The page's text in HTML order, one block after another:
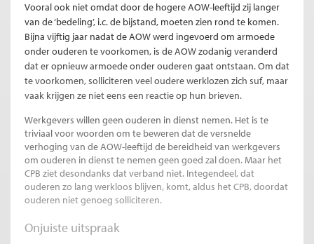
Vooral ook niet omdat door de hogere AOW-leeftijd zij langer
van de ‘bedeling’, i.c. de bijstand, moeten zien rond te komen.
Bijna vijftig jaar nadat de AOW werd ingevoerd om armoede
onder ouderen te voorkomen, is de AOW zodanig veranderd
dat er opnieuw armoede onder ouderen gaat ontstaan. Om dat
te voorkomen, solliciteren veel oudere werklozen zich suf, maar
vaak krijgen ze niet eens een reactie op hun brieven.
Werkgevers willen geen ouderen in dienst nemen. Het is te
triviaal voor woorden om te beweren dat de versnelde
verhoging van de AOW-leeftijd de bereidheid van werkgevers
om ouderen in dienst te nemen geen goed zal doen. Maar het
CPB ziet desondanks dat verband niet. Integendeel, dat
ouderen zo lang werkloos blijven, komt, aldus het CPB, doordat
ouderen niet genoeg solliciteren.
Onjuiste uitspraak